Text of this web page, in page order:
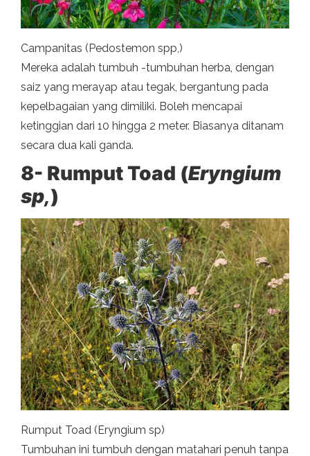
Campanitas (Pedostemon spp,)
Mereka adalah tumbuh -tumbuhan herba, dengan
saiz yang merayap atau tegak, bergantung pada
kepelbagaian yang dimiliki. Boleh mencapai
ketinggian dari 10 hingga 2 meter. Biasanya ditanam
secara dua kali ganda.
8- Rumput Toad (Eryngium
sp,)
Rumput Toad (Eryngium sp)
Tumbuhan ini tumbuh dengan matahari penuh tanpa